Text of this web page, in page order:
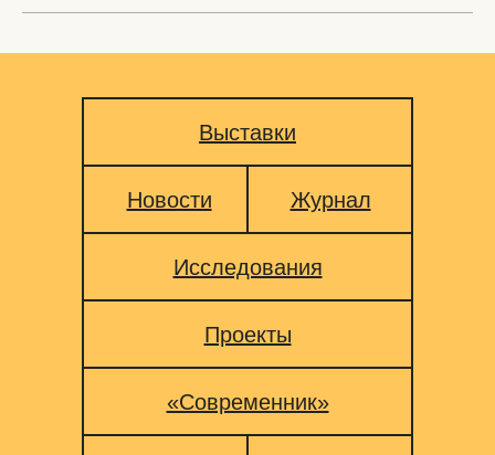
«Современник»
Проекты
Исследования
Выставки
Новости Журнал